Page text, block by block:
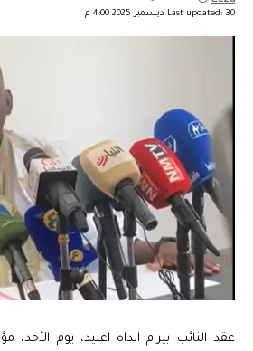
Last updated: 30 ديسمبر 2025 4:00 م
عقد النائب بيرام الداه اعبيد، يوم الأحد،